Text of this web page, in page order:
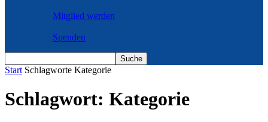
Mitglied werden
Spenden
Start Schlagworte Kategorie
Schlagwort: Kategorie